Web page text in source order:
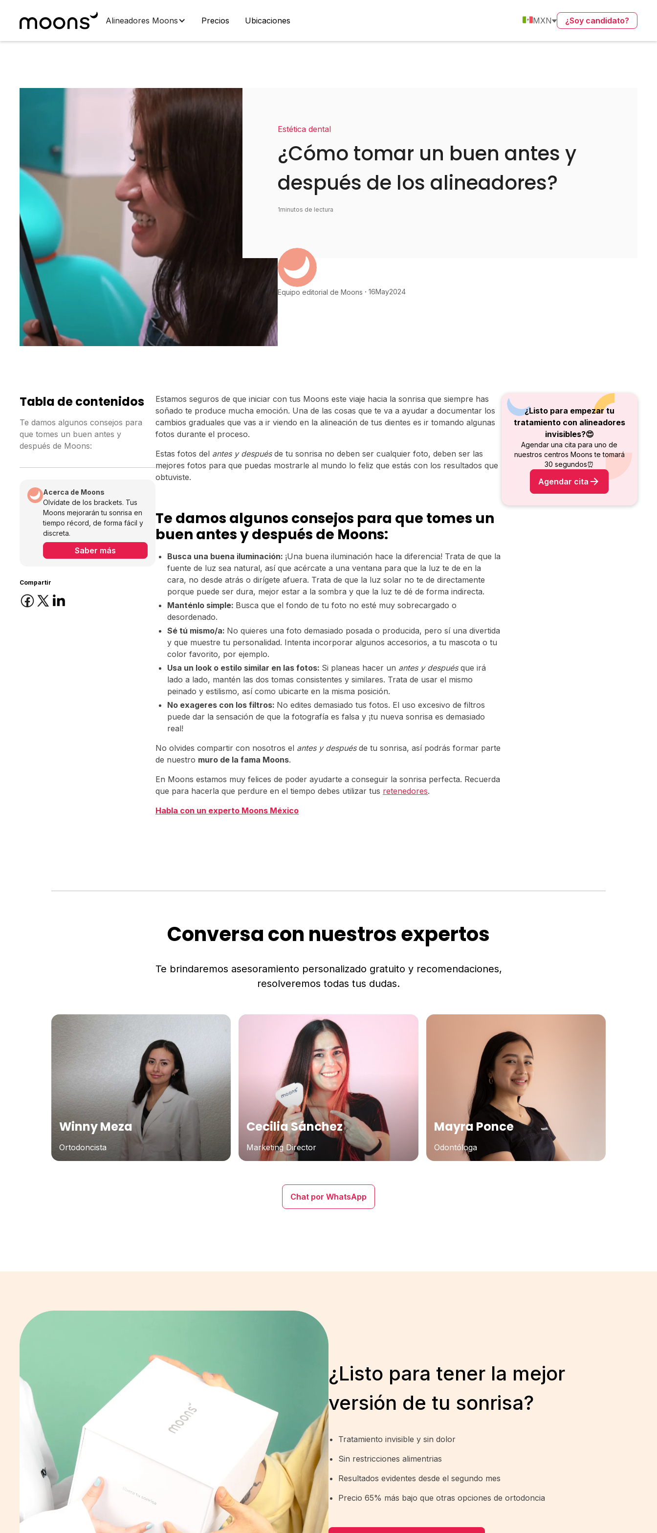
Alineadores Moons Precios Ubicaciones MXN ¿Soy candidato?
Estética dental
¿Cómo tomar un buen antes y
después de los alineadores?
1minutos de lectura
Equipo editorial de Moons 16May2024
Tabla de contenidos
Te damos algunos consejos para
que tomes un buen antes y
después de Moons:
Acerca de Moons
Olvídate de los brackets. Tus
Moons mejorarán tu sonrisa en
tiempo récord, de forma fácil y
discreta.
Saber más
Compartir
Estamos seguros de que iniciar con tus Moons este viaje hacia la sonrisa que siempre has
soñado te produce mucha emoción. Una de las cosas que te va a ayudar a documentar los
cambios graduales que vas a ir viendo en la alineación de tus dientes es ir tomando algunas
fotos durante el proceso.
Estas fotos del antes y despuésde tu sonrisa no deben ser cualquier foto, deben ser las
mejores fotos para que puedas mostrarle al mundo lo feliz que estás con los resultados que
obtuviste.
Te damos algunos consejos para que tomes un
buen antes y después de Moons:
Busca una buena iluminación: ¡Una buena iluminación hace la diferencia! Trata de que la
fuente de luz sea natural, así que acércate a una ventana para que la luz te de en la
cara, no desde atrás o dirígete afuera. Trata de que la luz solar no te de directamente
porque puede ser dura, mejor estar a la sombra y que la luz te dé de forma indirecta.
Manténlo simple: Busca que el fondo de tu foto no esté muy sobrecargado o
desordenado.
Sé tú mismo/a: No quieres una foto demasiado posada o producida, pero sí una divertida
y que muestre tu personalidad. Intenta incorporar algunos accesorios, a tu mascota o tu
color favorito, por ejemplo.
Usa un look o estilo similar en las fotos: Si planeas hacer un antes y despuésque irá
lado a lado, mantén las dos tomas consistentes y similares. Trata de usar el mismo
peinado y estilismo, así como ubicarte en la misma posición.
No exageres con los filtros: No edites demasiado tus fotos. El uso excesivo de filtros
puede dar la sensación de que la fotografía es falsa y ¡tu nueva sonrisa es demasiado
real!
No olvides compartir con nosotros el antes y despuésde tu sonrisa, así podrás formar parte
de nuestro muro de la fama Moons.
En Moons estamos muy felices de poder ayudarte a conseguir la sonrisa perfecta. Recuerda
que para hacerla que perdure en el tiempo debes utilizar tus retenedores.
Habla con un experto Moons México
¿Listo para empezar tu
tratamiento con alineadores
invisibles?😍
Agendar una cita para uno de
nuestros centros Moons te tomará
30 segundos⏰
Agendar cita
Conversa con nuestros expertos
Te brindaremos asesoramiento personalizado gratuito y recomendaciones,
resolveremos todas tus dudas.
Winny Meza
Ortodoncista
Cecilia Sánchez
Marketing Director
Mayra Ponce
Odontóloga
Chat por WhatsApp
¿Listo para tener la mejor
versión de tu sonrisa?
Tratamiento invisible y sin dolor
Sin restricciones alimentrias
Resultados evidentes desde el segundo mes
Precio 65% más bajo que otras opciones de ortodoncia